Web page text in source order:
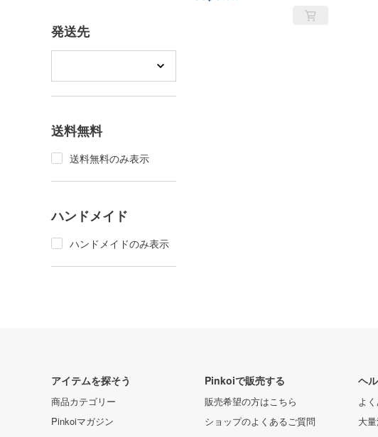
発送先
送料無料
送料無料のみ表示
ハンドメイド
ハンドメイドのみ表示
バイク通勤者向け バックパッ
アイテムを探そう
商品カテゴリー
Pinkoiマガジン
Pinkoiで販売する
販売希望の方はこちら
ショップのよくあるご質問
ヘ
よ
大